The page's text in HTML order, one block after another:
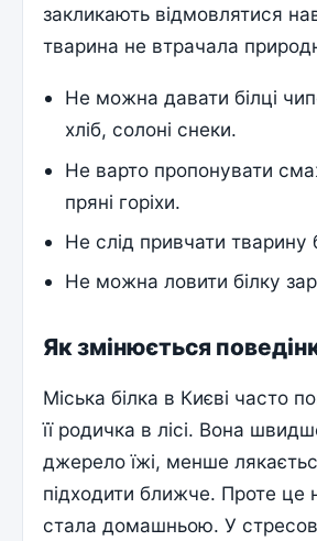
закликають відмовлятися
тварина не втрачала
Не можна давати білці
хліб, солоні снеки.
Не варто пропонувати
пряні горіхи.
Не слід привчати тварину
Не можна ловити білку
Як змінюється
Міська білка в Києві часто
її родичка в лісі. Вона
джерело їжі, менше
підходити ближче. Проте це
стала домашньою. У